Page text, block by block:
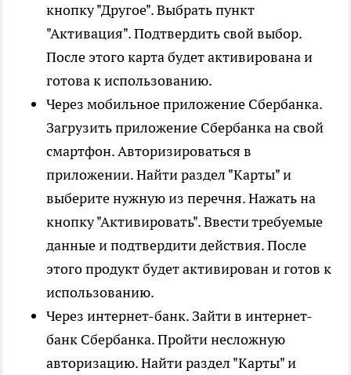
кнопку "Другое". Выбрать пункт
"Активация". Подтвердить свой выбор.
После этого карта будет активирована и
готова к использованию.
Через мобильное приложение Сбербанка.
Загрузить приложение Сбербанка на свой
смартфон. Авторизироваться в
приложении. Найти раздел "Карты" и
выберите нужную из перечня. Нажать на
кнопку "Активировать". Ввести требуемые
данные и подтвердити действия. После
этого продукт будет активирован и готов к
использованию.
Через интернет-банк. Зайти в интернет-
банк Сбербанка. Пройти несложную
авторизацию. Найти раздел "Карты" и